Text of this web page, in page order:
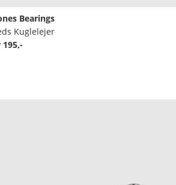
Bearings
Kuglelejer
195,-